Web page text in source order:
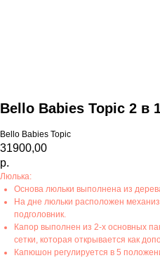
Bello Babies Topic 2 в
Bello Babies Topic
31900,00
р.
Люлька:
Основа люльки выполнена из
На дне люльки расположен
подголовник.
Капор выполнен из 2-х основных
сетки, которая открывается как
Капюшон регулируется в 5